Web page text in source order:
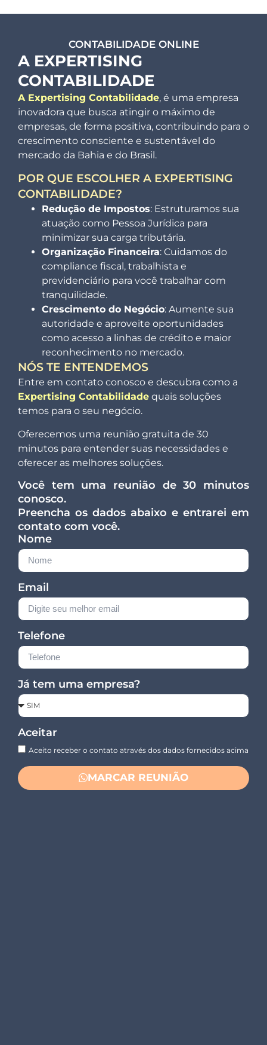
Você tem uma reunião de 30 minutos
conosco.
Preencha os dados abaixo e entrarei em
contato com você.
Nome
Email
Telefone
Já tem uma empresa?
Aceitar
Aceito receber o contato através dos dados fornecidos acima
MARCAR REUNIÃO
CONTABILIDADE ONLINE
A EXPERTISING
CONTABILIDADE
A Expertising Contabilidade, é uma empresa
inovadora que busca atingir o máximo de
empresas, de forma positiva, contribuindo para o
crescimento consciente e sustentável do
mercado da Bahia e do Brasil.
POR QUE ESCOLHER A EXPERTISING
CONTABILIDADE?
Redução de Impostos: Estruturamos sua
atuação como Pessoa Jurídica para
minimizar sua carga tributária.
Organização Financeira: Cuidamos do
compliance fiscal, trabalhista e
previdenciário para você trabalhar com
tranquilidade.
Crescimento do Negócio: Aumente sua
autoridade e aproveite oportunidades
como acesso a linhas de crédito e maior
reconhecimento no mercado.
NÓS TE ENTENDEMOS
Entre em contato conosco e descubra como a
Expertising Contabilidade quais soluções
temos para o seu negócio.
Oferecemos uma reunião gratuita de 30
minutos para entender suas necessidades e
oferecer as melhores soluções.